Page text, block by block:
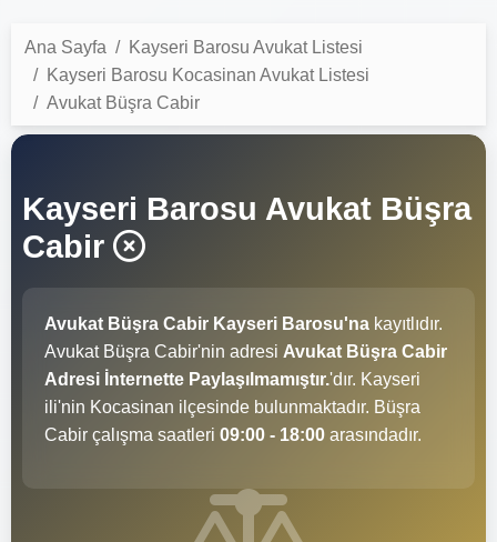
Ana Sayfa
Kayseri Barosu Avukat Listesi
Kayseri Barosu Kocasinan Avukat Listesi
Avukat Büşra Cabir
Kayseri Barosu Avukat Büşra
Cabir
Avukat Büşra Cabir Kayseri Barosu'na kayıtlıdır.
Avukat Büşra Cabir'nin adresi Avukat Büşra Cabir
Adresi İnternette Paylaşılmamıştır.'dır. Kayseri
ili'nin Kocasinan ilçesinde bulunmaktadır. Büşra
Cabir çalışma saatleri 09:00 - 18:00 arasındadır.